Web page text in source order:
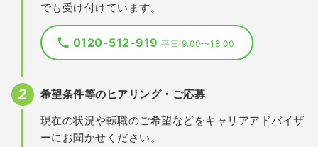
でも受け付けています。
0120-512-919平日 9:00〜18:00
希望条件等のヒアリング・ご応募
現在の状況や転職のご希望などをキャリアアドバイザ
ーにお聞かせください。